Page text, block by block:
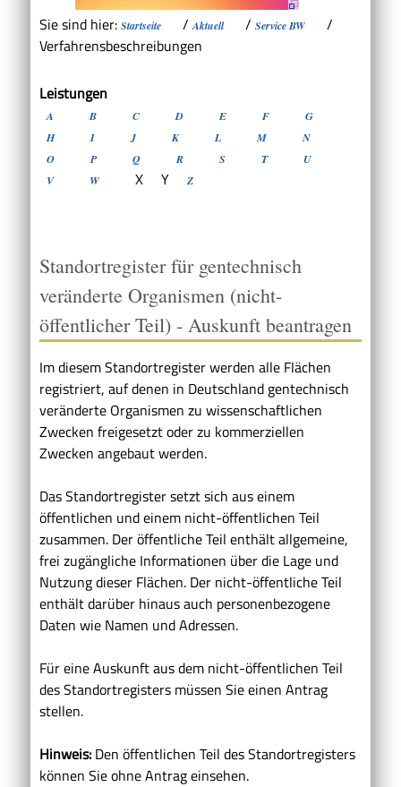
Sie sind hier: Startseite /Aktuell / Service BW
/
Verfahrensbeschreibungen
Leistungen
A B C D E F
G
H
I J K L M
N
O
P Q R S T
U
V
W X Y Z
Standortregister für gentechnisch
veränderte Organismen (nicht-
öffentlicher Teil) - Auskunft beantragen
Im diesem Standortregister werden alle Flächen
registriert, auf denen in Deutschland gentechnisch
veränderte Organismen zu wissenschaftlichen
Zwecken freigesetzt oder zu kommerziellen
Zwecken angebaut werden.
Das Standortregister setzt sich aus einem
öffentlichen und einem nicht-öffentlichen Teil
zusammen. Der öffentliche Teil enthält allgemeine,
frei zugängliche Informationen über die Lage und
Nutzung dieser Flächen. Der nicht-öffentliche Teil
enthält darüber hinaus auch personenbezogene
Daten wie Namen und Adressen.
Für eine Auskunft aus dem nicht-öffentlichen Teil
des Standortregisters müssen Sie einen Antrag
stellen.
Hinweis: Den öffentlichen Teil des Standortregisters
können Sie ohne Antrag einsehen.